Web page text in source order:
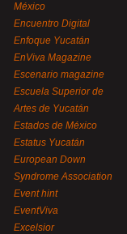
México
Encuentro Digital
Enfoque Yucatán
EnViva Magazine
Escenario magazine
Escuela Superior de
Artes de Yucatán
Estados de México
Estatus Yucatán
European Down
Syndrome Association
Event hint
EventViva
Excelsior